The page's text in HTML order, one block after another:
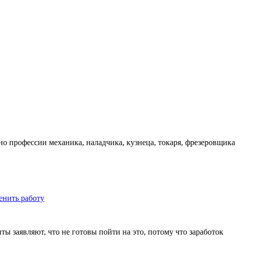
профессии механика, наладчика, кузнеца, токаря, фрезеровщика
что не готовы пойти на это, потому что заработок